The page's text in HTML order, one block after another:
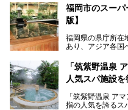
す。
「ふだん着の温泉
住民や温泉ファン
帰り入浴し、自慢
福岡市のスー
版】
福岡県の県庁所在
あり、アジア各国
そんな福岡市は
れるリゾート気分
いスーパー銭湯
「筑紫野温泉
人気スパ施設
「筑紫野温泉 ア
指の人気を誇るス